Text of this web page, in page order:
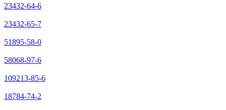
23432-64-6
23432-65-7
51895-58-0
58068-97-6
109213-85-6
18784-74-2